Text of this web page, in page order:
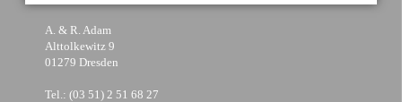
A. & R. Adam
Alttolkewitz 9
01279 Dresden
Tel.: (03 51) 2 51 68 27